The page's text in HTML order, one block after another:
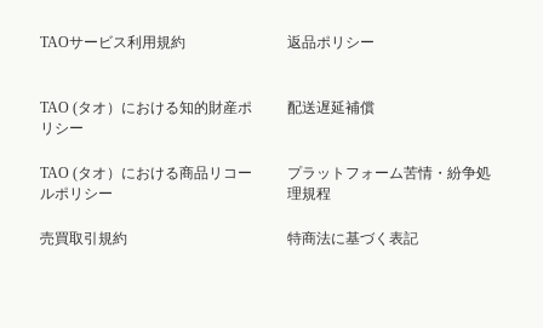
TAOサービス利用規約
TAO (タオ）における知的財産ポ
リシー
TAO (タオ）における商品リコー
ルポリシー
売買取引規約
返品ポリシー
配送遅延補償
プラットフォーム苦情・紛争処
理規程
特商法に基づく表記